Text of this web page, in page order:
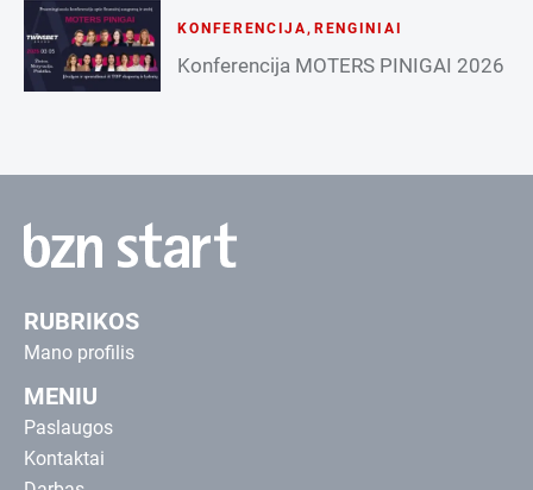
KONFERENCIJA , RENGINIAI
Konferencija MOTERS PINIGAI 2026
RUBRIKOS
Mano profilis
MENIU
Paslaugos
Kontaktai